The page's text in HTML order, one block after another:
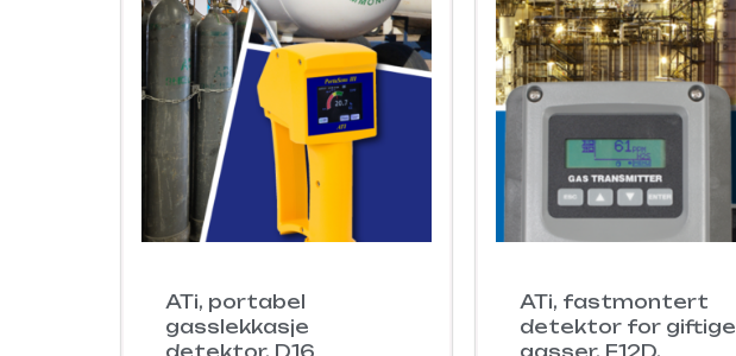
ATi, portabel
gasslekkasje
ATi, fastmontert
detektor for giftige